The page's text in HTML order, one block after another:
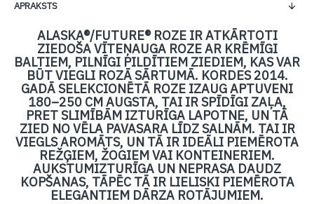
APRAKSTS
ALASKA®/FUTURE® ROZE IR ATKĀRTOTI
ZIEDOŠA VĪTEŅAUGA ROZE AR KRĒMĪGI
BALTIEM, PILNĪGI PILDĪTIEM ZIEDIEM, KAS VAR
BŪT VIEGLI ROZĀ SĀRTUMĀ. KORDES 2014.
GADĀ SELEKCIONĒTĀ ROZE IZAUG APTUVENI
180–250 CM AUGSTA, TAI IR SPĪDĪGI ZAĻA,
PRET SLIMĪBĀM IZTURĪGA LAPOTNE, UN TĀ
ZIED NO VĒLA PAVASARA LĪDZ SALNĀM. TAI IR
VIEGLS AROMĀTS, UN TĀ IR IDEĀLI PIEMĒROTA
REŽĢIEM, ŽOGIEM VAI KONTEINERIEM.
AUKSTUMIZTURĪGA UN NEPRASA DAUDZ
KOPŠANAS, TĀPĒC TĀ IR LIELISKI PIEMĒROTA
ELEGANTIEM DĀRZA ROTĀJUMIEM.